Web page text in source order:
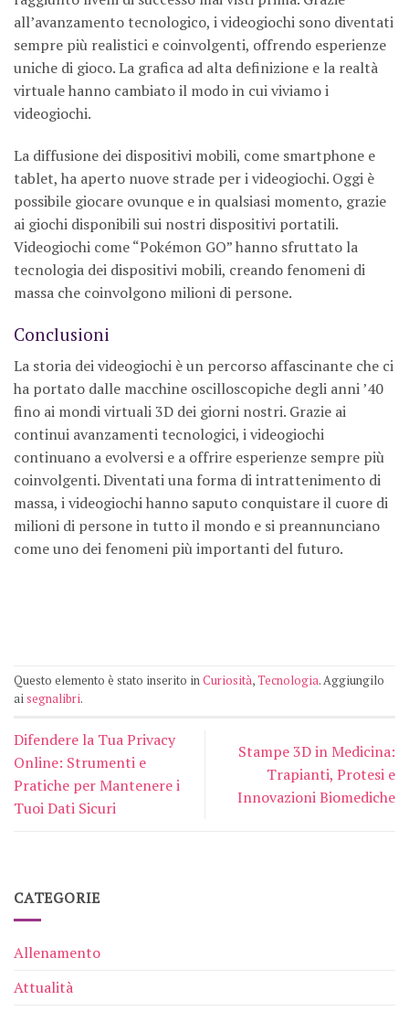
all’avanzamento tecnologico, i videogiochi sono diventati
sempre più realistici e coinvolgenti, offrendo esperienze
uniche di gioco. La grafica ad alta definizione e la realtà
virtuale hanno cambiato il modo in cui viviamo i
videogiochi.
La diffusione dei dispositivi mobili, come smartphone e
tablet, ha aperto nuove strade per i videogiochi. Oggi è
possibile giocare ovunque e in qualsiasi momento, grazie
ai giochi disponibili sui nostri dispositivi portatili.
Videogiochi come “Pokémon GO” hanno sfruttato la
tecnologia dei dispositivi mobili, creando fenomeni di
massa che coinvolgono milioni di persone.
Conclusioni
La storia dei videogiochi è un percorso affascinante che ci
ha portato dalle macchine oscilloscopiche degli anni ’40
fino ai mondi virtuali 3D dei giorni nostri. Grazie ai
continui avanzamenti tecnologici, i videogiochi
continuano a evolversi e a offrire esperienze sempre più
coinvolgenti. Diventati una forma di intrattenimento di
massa, i videogiochi hanno saputo conquistare il cuore di
milioni di persone in tutto il mondo e si preannunciano
come uno dei fenomeni più importanti del futuro.
Questo elemento è stato inserito inCuriosità,Tecnologia. Aggiungilo
aisegnalibri.
Difendere la Tua Privacy
Online: Strumenti e
Pratiche per Mantenere i
Tuoi Dati Sicuri
Stampe 3D in Medicina:
Trapianti, Protesi e
Innovazioni Biomediche
CATEGORIE
Allenamento
Attualità